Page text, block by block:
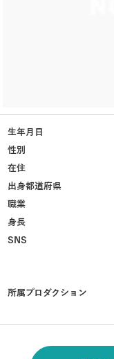
生年月日
性別
在住
出身都道府県
職業
身長
SNS
所属プロダクション